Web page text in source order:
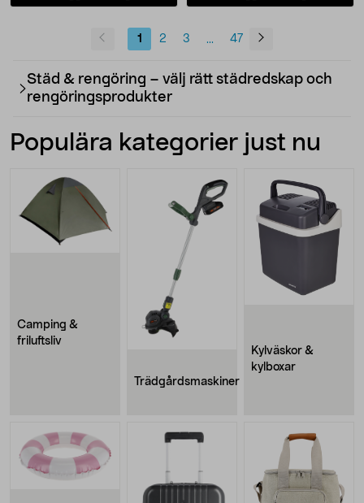
1 2 3 ... 47
Städ & rengöring – välj rätt städredskap och
rengöringsprodukter
Populära kategorier just nu
Camping &
friluftsliv
Trädgårdsmaskiner
Kylväskor &
kylboxar